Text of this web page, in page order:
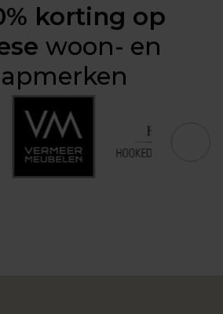
korting op
woon- en